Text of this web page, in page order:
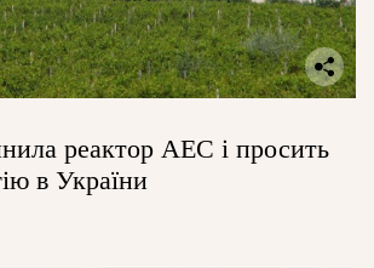
реактор АЕС і просить
в України